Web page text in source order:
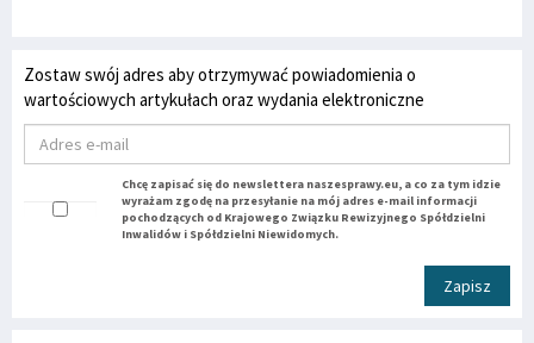
Zostaw swój adres aby otrzymywać powiadomienia o
wartościowych artykułach oraz wydania elektroniczne
Chcę zapisać się do newslettera naszesprawy.eu, a co za tym idzie
wyrażam zgodę na przesyłanie na mój adres e-mail informacji
pochodzących od Krajowego Związku Rewizyjnego Spółdzielni
Inwalidów i Spółdzielni Niewidomych.
Zapisz